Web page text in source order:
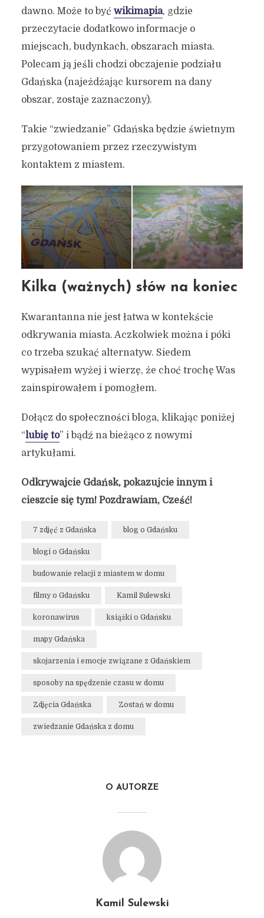
dawno. Może to być wikimapia, gdzie
przeczytacie dodatkowo informacje o
miejscach, budynkach, obszarach miasta.
Polecam ją jeśli chodzi obczajenie podziału
Gdańska (najeżdżając kursorem na dany
obszar, zostaje zaznaczony).
Takie “zwiedzanie” Gdańska będzie świetnym
przygotowaniem przez rzeczywistym
kontaktem z miastem.
Kilka (ważnych) słów na koniec
Kwarantanna nie jest łatwa w kontekście
odkrywania miasta. Aczkolwiek można i póki
co trzeba szukać alternatyw. Siedem
wypisałem wyżej i wierzę, że choć trochę Was
zainspirowałem i pomogłem.
Dołącz do społeczności bloga, klikając poniżej
“lubię to” i bądź na bieżąco z nowymi
artykułami.
Odkrywajcie Gdańsk, pokazujcie innym i
cieszcie się tym! Pozdrawiam, Cześć!
7 zdjęć z Gdańska blog o Gdańsku
blogi o Gdańsku
budowanie relacji z miastem w domu
filmy o Gdańsku Kamil Sulewski
koronawirus książki o Gdańsku
mapy Gdańska
skojarzenia i emocje związane z Gdańskiem
sposoby na spędzenie czasu w domu
Zdjęcia Gdańska Zostań w domu
zwiedzanie Gdańska z domu
O AUTORZE
Kamil Sulewski